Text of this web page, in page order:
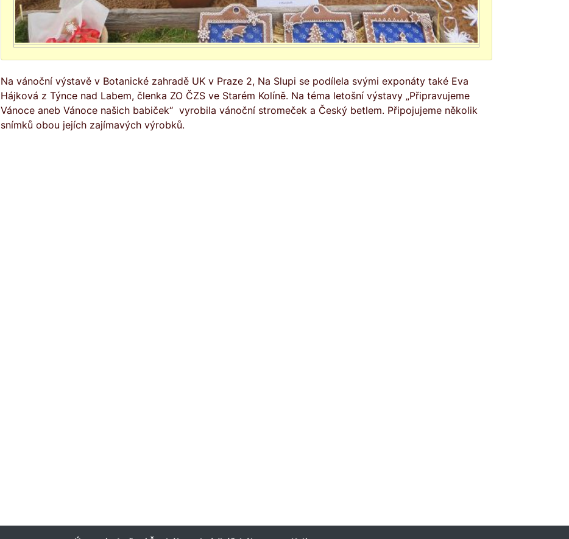
Na vánoční výstavě v Botanické zahradě UK v Praze 2, Na Slupi se podílela svými exponáty také Eva
Hájková z Týnce nad Labem, členka ZO ČZS ve Starém Kolíně. Na téma letošní výstavy „Připravujeme
Vánoce aneb Vánoce našich babiček“ vyrobila vánoční stromeček a Český betlem. Připojujeme několik
snímků obou jejích zajímavých výrobků.